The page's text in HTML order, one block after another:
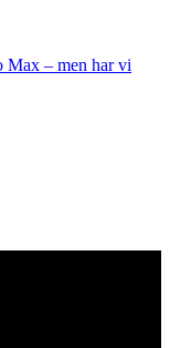
Max – men har vi